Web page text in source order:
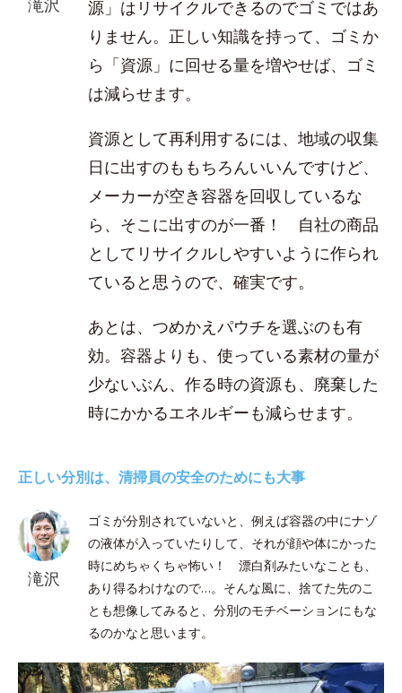
源」はリサイクルできるのでゴミではあ
りません。正しい知識を持って、ゴミか
ら「資源」に回せる量を増やせば、ゴミ
は減らせます。
資源として再利用するには、地域の収集
日に出すのももちろんいいんですけど、
メーカーが空き容器を回収しているな
ら、そこに出すのが一番！ 自社の商品
としてリサイクルしやすいように作られ
ていると思うので、確実です。
あとは、つめかえパウチを選ぶのも有
効。容器よりも、使っている素材の量が
少ないぶん、作る時の資源も、廃棄した
時にかかるエネルギーも減らせます。
正しい分別は、清掃員の安全のためにも大事
滝沢
ゴミが分別されていないと、例えば容器の中にナゾ
の液体が入っていたりして、それが顔や体にかった
時にめちゃくちゃ怖い！ 漂白剤みたいなことも、
あり得るわけなので…。そんな風に、捨てた先のこ
とも想像してみると、分別のモチベーションにもな
るのかなと思います。